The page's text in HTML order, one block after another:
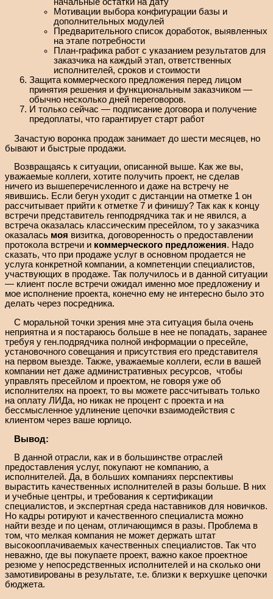
Мотивации выбора конфигурации базы и
дополнительных модулей
Предварительного список доработок, выявленных
на этапе потребности
План-графика работ с указанием результатов для
заказчика на каждый этап, ответственных
исполнителей, сроков и стоимости
Защита коммерческого предложения перед лицом
принятия решения и функциональным заказчиком —
обычно несколько дней переговоров.
И только сейчас — подписание договора и получение
предоплаты, что гарантирует старт работ
Зачастую воронка продаж занимает до шести месяцев, но
бывают и быстрые продажи.
Возвращаясь к ситуации, описанной выше. Как же вы,
уважаемые коллеги, хотите получить проект, не сделав
ничего из вышеперечисленного и даже на встречу не
явившись. Если бегун уходит с дистанции на отметке 1 он
рассчитывает прийти к отметке 7 и финишу? Так как к концу
встречи представитель генподрядчика так и не явился, а
встреча оказалась классическим пресейлом, то у заказчика
оказалась моя визитка, договоренность о предоставлении
протокола встречи и коммерческого предложения. Надо
сказать, что при продаже услуг в основном продается не
услуга конкретной компании, а компетенции специалистов,
участвующих в продаже. Так получилось и в данной ситуации
— клиент после встречи ожидал именно мое предложениу и
мое исполнение проекта, конечно ему не интересно было это
делать через посредника.
С моральной точки зрения мне эта ситуация была очень
неприятна и я постараюсь больше в нее не попадать, заранее
требуя у ген.подрядчика полной информации о пресейле,
установочного совещания и присутствия его представителя
на первом выезде. Также, уважаемые коллеги, если в вашей
компании нет даже административных ресурсов, чтобы
управлять пресейлом и проектом, не говоря уже об
исполнителях на проект, то вы можете рассчитывать только
на оплату ЛИДа, но никак не процент с проекта и на
бессмысленное удлинение цепочки взаимодействия с
клиентом через ваше юрлицо.
Вывод:
В данной отрасли, как и в большинстве отраслей
предоставления услуг, покупают не компанию, а
исполнителей. Да, в больших компаниях перспективы
вырастить качественных исполнителей в разы больше. В них
и учебные центры, и требования к сертификации
специалистов, и экспертная среда наставников для новичков.
Но кадры ротируют и качественного специалиста можно
найти везде и по ценам, отличающимся в разы. Проблема в
том, что мелкая компания не может держать штат
высокооплачиваемых качественных специалистов. Так что
неважно, где вы покупаете проект, важно какое проектное
резюме у непосредственных исполнителей и на сколько они
замотивированы в результате, т.е. близки к верхушке цепочки
бюджета.